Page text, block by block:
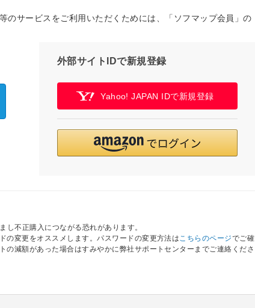
のサービスをご利用いただくためには、「ソフマップ会員」の
外部サイトIDで新規登録
Yahoo! JAPAN IDで新規登録
不正購入につながる恐れがあります。
の変更をオススメします。パスワードの変更方法はこちらのページでご確
減額があった場合はすみやかに弊社サポートセンターまでご連絡くださ